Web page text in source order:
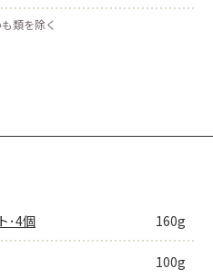
類を除く
･4個 160g
100g